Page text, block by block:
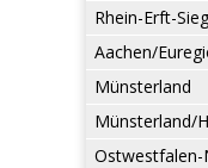
Rhein-Erft-Sieg
Aachen/
Münsterland
Münsterland/
Ostwestfalen-